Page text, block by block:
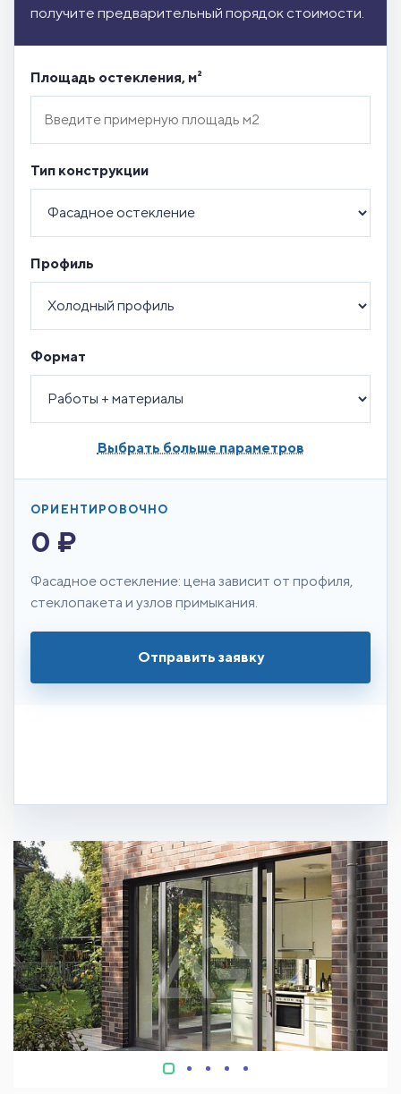
получите предварительный порядок стоимости.
Площадь остекления, м²
Тип конструкции
Профиль
Формат
Выбрать больше параметров
ОРИЕНТИРОВОЧНО
0 ₽
Фасадное остекление: цена зависит от профиля,
стеклопакета и узлов примыкания.
Отправить заявку